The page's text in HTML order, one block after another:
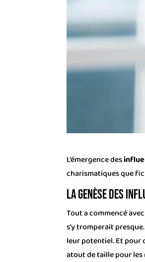
L’émergence des
charismatiques que
La genèse des
Tout a commencé
s’y tromperait
leur potentiel. Et pour
atout de taille pour